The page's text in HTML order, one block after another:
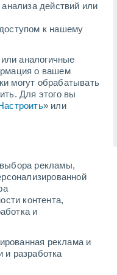
действий или
к нашему
аналогичные
о вашем
могут обрабатывать
Для этого вы
» или
рекламы,
контента,
и
реклама и
и разработка